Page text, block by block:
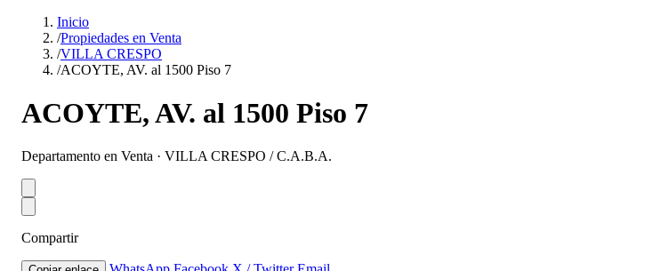
Inicio
/Propiedades en Venta
/VILLA CRESPO
/ACOYTE, AV. al 1500 Piso 7
ACOYTE, AV. al 1500 Piso 7
Departamento en Venta · VILLA CRESPO / C.A.B.A.
Compartir